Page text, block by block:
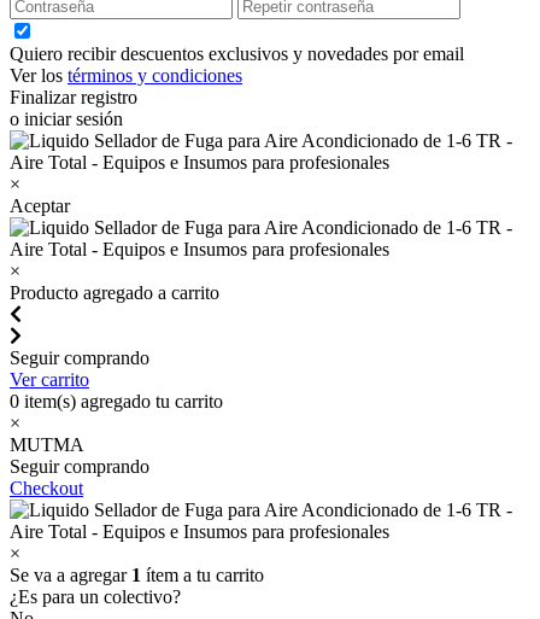
Quiero recibir descuentos exclusivos y novedades por email
Ver los términos y condiciones
Finalizar registro
o iniciar sesión
×
Aceptar
×
Producto agregado a carrito
Seguir comprando
Ver carrito
0 item(s) agregado tu carrito
×
MUTMA
Seguir comprando
Checkout
×
Se va a agregar 1 ítem a tu carrito
¿Es para un colectivo?